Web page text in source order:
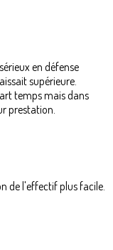
en défense
supérieure.
temps mais dans
prestation.
de l'effectif plus facile.